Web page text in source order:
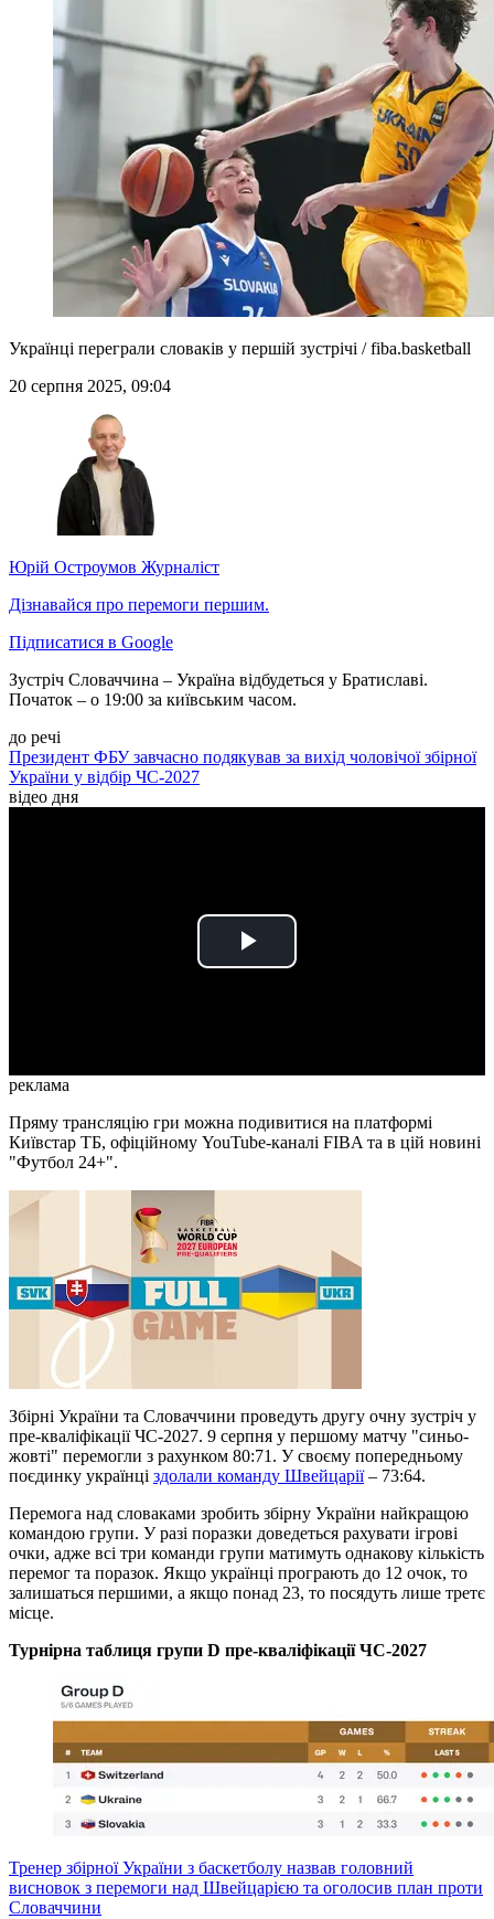
Українці переграли словаків у першій зустрічі / fiba.basketball
20 серпня 2025, 09:04
Юрій Остроумов Журналіст
Дізнавайся про перемоги першим.
Підписатися в Google
Зустріч Словаччина – Україна відбудеться у Братиславі.
Початок – о 19:00 за київським часом.
до речі
Президент ФБУ завчасно подякував за вихід чоловічої збірної
України у відбір ЧС-2027
відео дня
Play
реклама
Пряму трансляцію гри можна подивитися на платформі
Київстар ТБ, офіційному YouTube-каналі FIBA та в цій новині
"Футбол 24+".
Збірні України та Словаччини проведуть другу очну зустріч у
пре-кваліфікації ЧС-2027. 9 серпня у першому матчу "синьо-
жовті" перемогли з рахунком 80:71. У своєму попередньому
поєдинку українці здолали команду Швейцарії– 73:64.
Перемога над словаками зробить збірну України найкращою
командою групи. У разі поразки доведеться рахувати ігрові
очки, адже всі три команди групи матимуть однакову кількість
перемог та поразок. Якщо українці програють до 12 очок, то
залишаться першими, а якщо понад 23, то посядуть лише третє
місце.
Турнірна таблиця групи D пре-кваліфікації ЧС-2027
Тренер збірної України з баскетболу назвав головний
висновок з перемоги над Швейцарією та оголосив план проти
Словаччини